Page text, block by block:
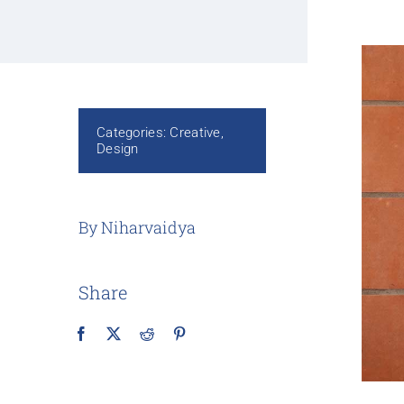
Categories: Creative,
Design
By Niharvaidya
Share